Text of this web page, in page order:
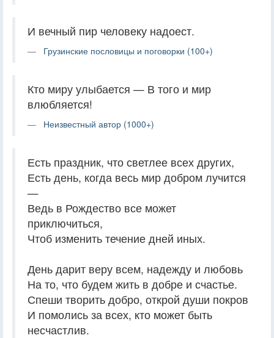
И вечный пир человеку надоест.
Грузинские пословицы и поговорки (100+)
Кто миру улыбается — В того и мир
влюбляется!
Неизвестный автор (1000+)
Есть праздник, что светлее всех других,
Есть день, когда весь мир добром лучится
—
Ведь в Рождество все может
приключиться,
Чтоб изменить течение дней иных.
День дарит веру всем, надежду и любовь
На то, что будем жить в добре и счастье.
Спеши творить добро, открой души покров
И помолись за всех, кто может быть
несчастлив.